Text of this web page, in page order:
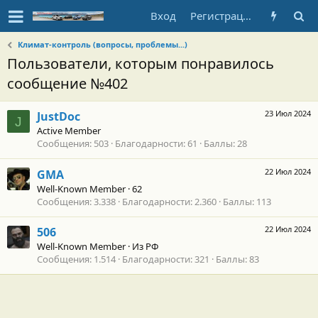
Вход Регистрация
Климат-контроль (вопросы, проблемы...)
Пользователи, которым понравилось
сообщение №402
J
23 Июл 2024
JustDoc
Active Member
Сообщения 503 Благодарности 61 Баллы 28
22 Июл 2024
GMA
Well-Known Member ·62
Сообщения 3.338 Благодарности 2.360 Баллы 113
22 Июл 2024
506
Well-Known Member · Из РФ
Сообщения 1.514 Благодарности 321 Баллы 83